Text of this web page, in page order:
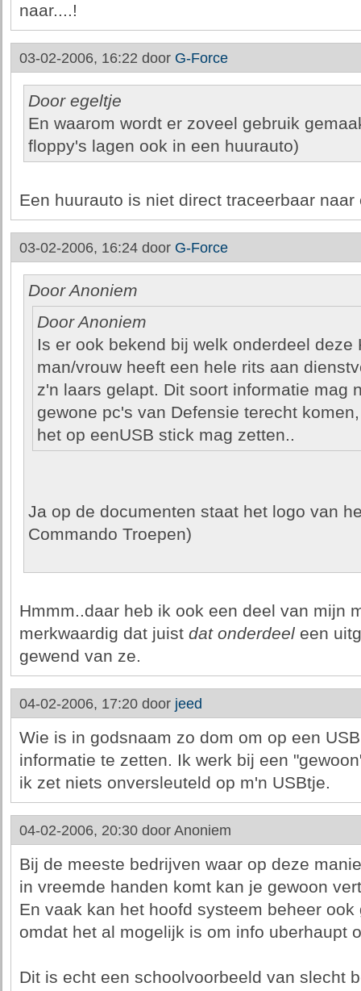
naar....!
03-02-2006, 16:22 door G-Force
Door egeltje
En waarom wordt er zoveel gebruik
floppy's lagen ook in een huurauto)
Een huurauto is niet direct traceerbaar
03-02-2006, 16:24 door G-Force
Door Anoniem
Door Anoniem
Is er ook bekend bij welk onderdeel deze
man/vrouw heeft een hele rits aan
z'n laars gelapt. Dit soort informatie mag
gewone pc's van Defensie terecht
het op eenUSB stick mag zetten..
Ja op de documenten staat het logo van
Commando Troepen)
Hmmm..daar heb ik ook een deel van mijn
merkwaardig dat juist dat onderdeeleen
gewend van ze.
04-02-2006, 17:20 door jeed
Wie is in godsnaam zo dom om op een
informatie te zetten. Ik werk bij een
ik zet niets onversleuteld op m'n USBtje.
04-02-2006, 20:30 door Anoniem
Bij de meeste bedrijven waar op deze
in vreemde handen komt kan je gewoon
En vaak kan het hoofd systeem beheer ook
omdat het al mogelijk is om info uberhaupt
Dit is echt een schoolvoorbeeld van slecht